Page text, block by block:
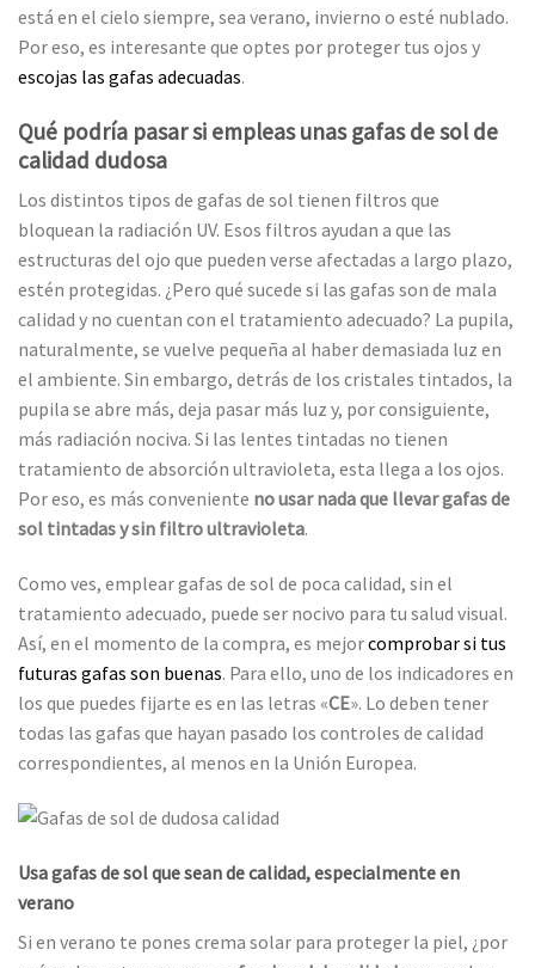
está en el cielo siempre, sea verano, invierno o esté nublado.
Por eso, es interesante que optes por proteger tus ojos y
escojas las gafas adecuadas.
Qué podría pasar si empleas unas gafas de sol de
calidad dudosa
Los distintos tipos de gafas de sol tienen filtros que
bloquean la radiación UV. Esos filtros ayudan a que las
estructuras del ojo que pueden verse afectadas a largo plazo,
estén protegidas. ¿Pero qué sucede si las gafas son de mala
calidad y no cuentan con el tratamiento adecuado? La pupila,
naturalmente, se vuelve pequeña al haber demasiada luz en
el ambiente. Sin embargo, detrás de los cristales tintados, la
pupila se abre más, deja pasar más luz y, por consiguiente,
más radiación nociva. Si las lentes tintadas no tienen
tratamiento de absorción ultravioleta, esta llega a los ojos.
Por eso, es más conveniente no usar nada que llevar gafas de
sol tintadas y sin filtro ultravioleta.
Como ves, emplear gafas de sol de poca calidad, sin el
tratamiento adecuado, puede ser nocivo para tu salud visual.
Así, en el momento de la compra, es mejorcomprobar si tus
futuras gafas son buenas. Para ello, uno de los indicadores en
los que puedes fijarte es en las letras «CE». Lo deben tener
todas las gafas que hayan pasado los controles de calidad
correspondientes, al menos en la Unión Europea.
Usa gafas de sol que sean de calidad, especialmente en
verano
Si en verano te pones crema solar para proteger la piel, ¿por